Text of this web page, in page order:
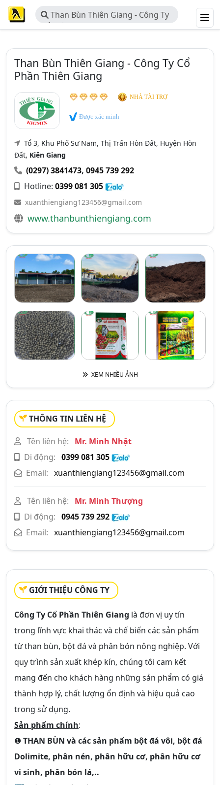
Than Bùn Thiên Giang - Công Ty
Cổ Phần Thiên Giang
Than Bùn Thiên Giang - Công Ty Cổ
Phần Thiên Giang
NHÀ TÀI TRỢ
Được xác minh
Tổ 3, Khu Phố Sư Nam, Thị Trấn Hòn Đất, Huyện Hòn
Đất, Kiên Giang
(0297) 3841473, 0945 739 292
Hotline: 0399 081 305
xuanthiengiang123456@gmail.com
www.thanbunthiengiang.com
XEM NHIỀU ẢNH
THÔNG TIN LIÊN HỆ
Tên liên hệ:
Mr. Minh Nhật
Di động: 0399 081 305
Email: xuanthiengiang123456@gmail.com
Tên liên hệ:
Mr. Minh Thượng
Di động: 0945 739 292
Email: xuanthiengiang123456@gmail.com
GIỚI THIỆU CÔNG TY
Công Ty Cổ Phần Thiên Giang là đơn vị uy tín
trong lĩnh vực khai thác và chế biến các sản phẩm
từ than bùn, bột đá và phân bón nông nghiệp. Với
quy trình sản xuất khép kín, chúng tôi cam kết
mang đến cho khách hàng những sản phẩm có giá
thành hợp lý, chất lượng ổn định và hiệu quả cao
trong sử dụng.
Sản phẩm chính:
❶THAN BÙN và các sản phẩm bột đá vôi, bột đá
Dolimite, phân nén, phân hữu cơ, phân hữu cơ
vi sinh, phân bón lá,..